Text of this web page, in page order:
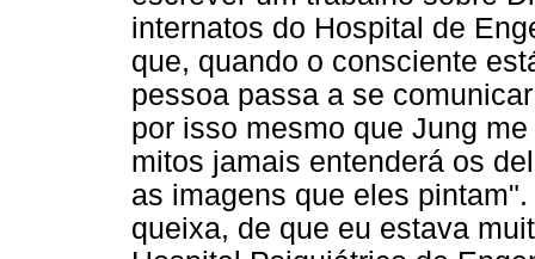
internatos do Hospital de
que, quando o consciente
pessoa passa a se
por isso mesmo que Jung
mitos jamais entenderá os
as imagens que eles
queixa, de que eu estava